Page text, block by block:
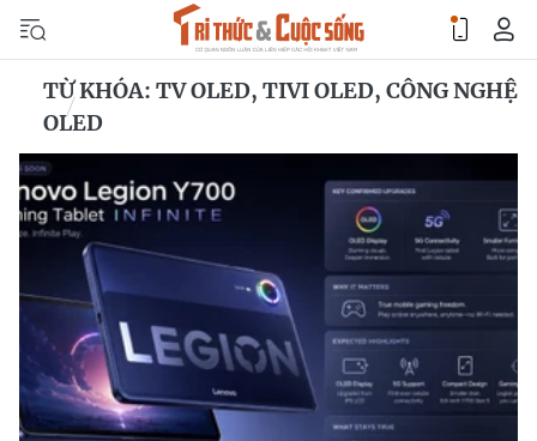
TỪ KHÓA: TV OLED, TIVI OLED, CÔNG NGHỆ
OLED